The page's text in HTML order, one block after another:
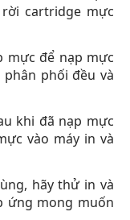
cartridge mực
mực để nạp mực
phối đều và
khi đã nạp mực
vào máy in và
hãy thử in và
ứng mong muốn